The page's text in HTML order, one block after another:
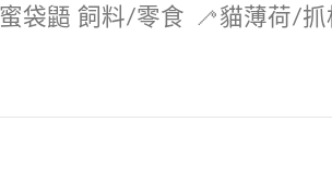
袋鼯 飼料/零食 🦯貓薄荷/